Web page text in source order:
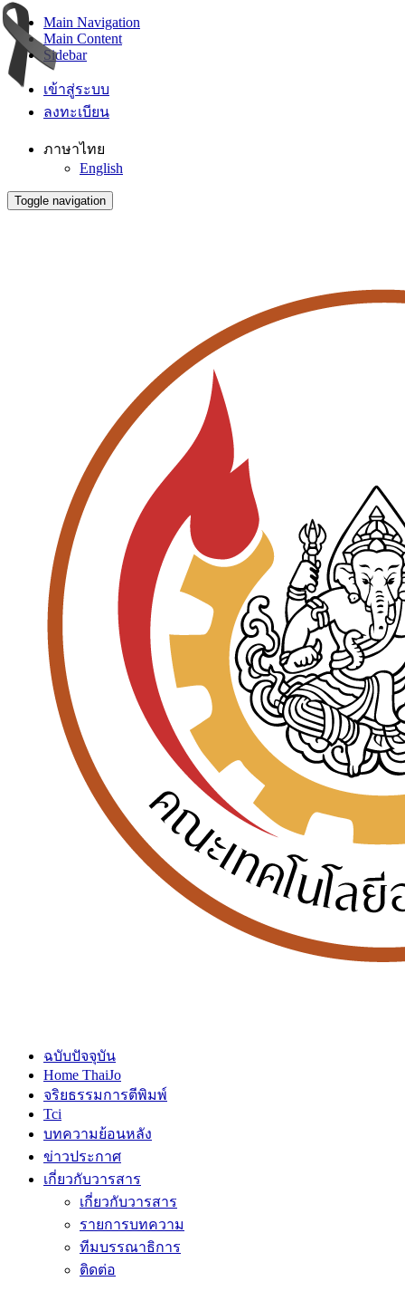
Main Navigation
Main Content
Sidebar
เข้าสู่ระบบ
ลงทะเบียน
ภาษาไทย
English
Toggle navigation
ฉบับปัจจุบัน
Home ThaiJo
จริยธรรมการตีพิมพ์
Tci
บทความย้อนหลัง
ข่าวประกาศ
เกี่ยวกับวารสาร
เกี่ยวกับวารสาร
รายการบทความ
ทีมบรรณาธิการ
ติดต่อ